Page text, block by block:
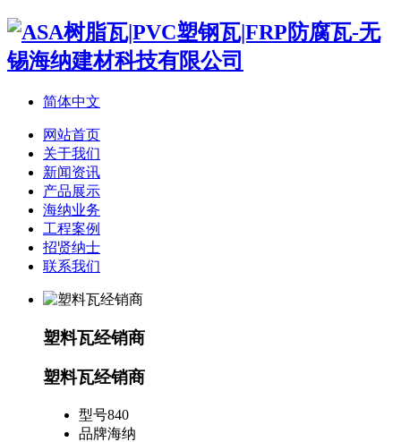
简体中文
网站首页
关于我们
新闻资讯
产品展示
海纳业务
工程案例
招贤纳士
联系我们
塑料瓦经销商
塑料瓦经销商
型号840
品牌海纳